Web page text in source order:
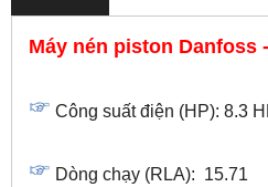
Máy nén piston Danfoss
Công suất điện (HP): 8.3
Dòng chạy (RLA): 15.71